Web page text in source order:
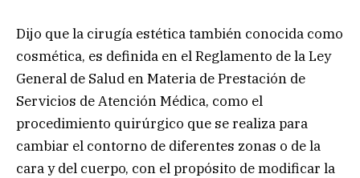
Dijo que la cirugía estética también conocida como
cosmética, es definida en el Reglamento de la Ley
General de Salud en Materia de Prestación de
Servicios de Atención Médica, como el
procedimiento quirúrgico que se realiza para
cambiar el contorno de diferentes zonas o de la
cara y del cuerpo, con el propósito de modificar la